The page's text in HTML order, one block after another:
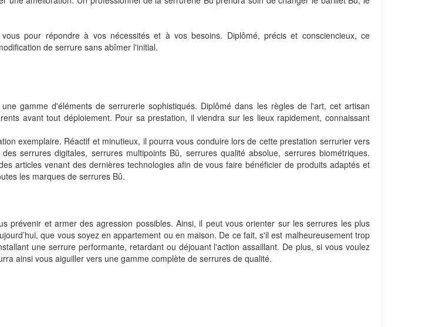
pour répondre à vos nécessités et à vos besoins. Diplômé, précis et consciencieux, ce
de serrure sans abîmer l'initial.
gamme d'éléments de serrurerie sophistiqués. Diplômé dans les règles de l'art, cet artisan
avant tout déploiement. Pour sa prestation, il viendra sur les lieux rapidement, connaissant
exemplaire. Réactif et minutieux, il pourra vous conduire lors de cette prestation serrurier vers
serrures digitales, serrures multipoints Bû, serrures qualité absolue, serrures biométriques.
articles venant des dernières technologies afin de vous faire bénéficier de produits adaptés et
les marques de serrures Bû.
prévenir et armer des agression possibles. Ainsi, il peut vous orienter sur les serrures les plus
que vous soyez en appartement ou en maison. De ce fait, s'il est malheureusement trop
une serrure performante, retardant ou déjouant l'action assaillant. De plus, si vous voulez
ainsi vous aiguiller vers une gamme complète de serrures de qualité.